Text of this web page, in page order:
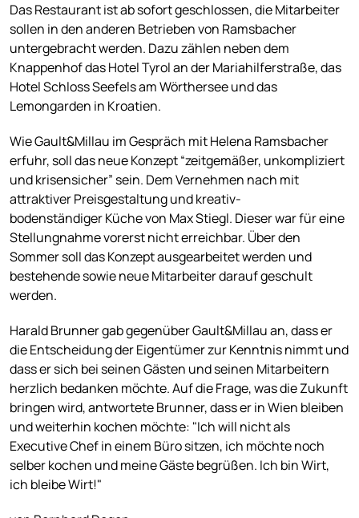
Das Restaurant ist ab sofort geschlossen, die Mitarbeiter
sollen in den anderen Betrieben von Ramsbacher
untergebracht werden. Dazu zählen neben dem
Knappenhof das Hotel Tyrol an der Mariahilferstraße, das
Hotel Schloss Seefels am Wörthersee und das
Lemongarden in Kroatien.
Wie Gault&Millau im Gespräch mit Helena Ramsbacher
erfuhr, soll das neue Konzept “zeitgemäßer, unkompliziert
und krisensicher” sein. Dem Vernehmen nach mit
attraktiver Preisgestaltung und kreativ-
bodenständiger Küche von Max Stiegl. Dieser war für eine
Stellungnahme vorerst nicht erreichbar. Über den
Sommer soll das Konzept ausgearbeitet werden und
bestehende sowie neue Mitarbeiter darauf geschult
werden.
Harald Brunner gab gegenüber Gault&Millau an, dass er
die Entscheidung der Eigentümer zur Kenntnis nimmt und
dass er sich bei seinen Gästen und seinen Mitarbeitern
herzlich bedanken möchte. Auf die Frage, was die Zukunft
bringen wird, antwortete Brunner, dass er in Wien bleiben
und weiterhin kochen möchte: "Ich will nicht als
Executive Chef in einem Büro sitzen, ich möchte noch
selber kochen und meine Gäste begrüßen. Ich bin Wirt,
ich bleibe Wirt!"